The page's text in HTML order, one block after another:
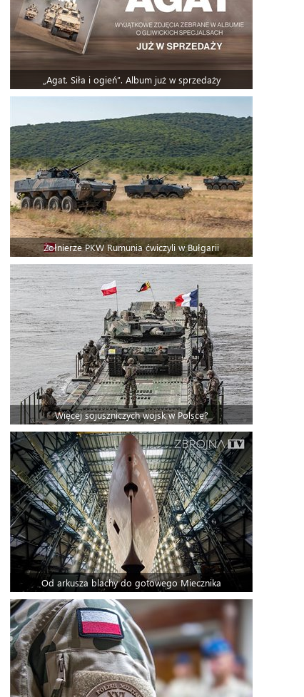
„Agat. Siła i ogień”. Album już w sprzedaży
Żołnierze PKW Rumunia ćwiczyli w Bułgarii
Więcej sojuszniczych wojsk w Polsce?
Od arkusza blachy do gotowego Miecznika